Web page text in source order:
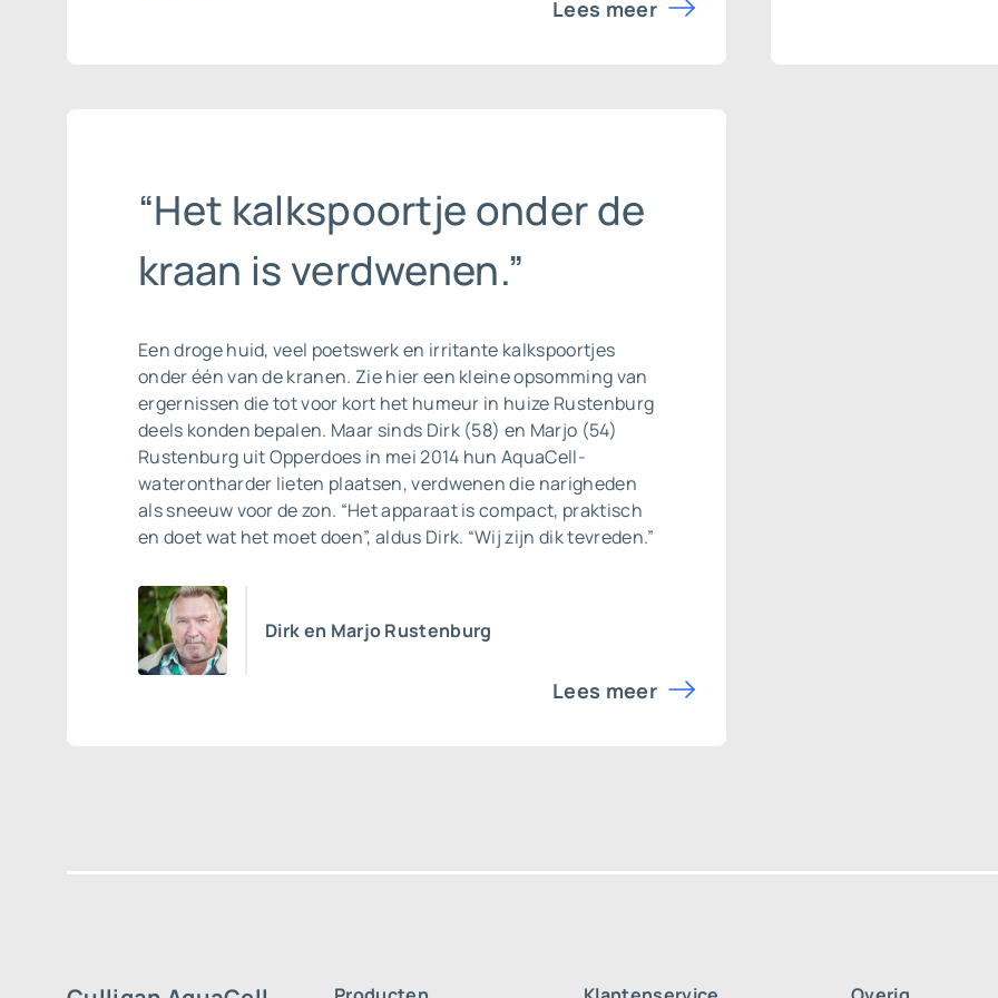
Lees meer
“Het kalkspoortje onder de
kraan is verdwenen.”
Een droge huid, veel poetswerk en irritante kalkspoortjes
onder één van de kranen. Zie hier een kleine opsomming van
ergernissen die tot voor kort het humeur in huize Rustenburg
deels konden bepalen. Maar sinds Dirk (58) en Marjo (54)
Rustenburg uit Opperdoes in mei 2014 hun AquaCell-
waterontharder lieten plaatsen, verdwenen die narigheden
als sneeuw voor de zon. “Het apparaat is compact, praktisch
en doet wat het moet doen”, aldus Dirk. “Wij zijn dik tevreden.”
Dirk en Marjo Rustenburg
Lees meer